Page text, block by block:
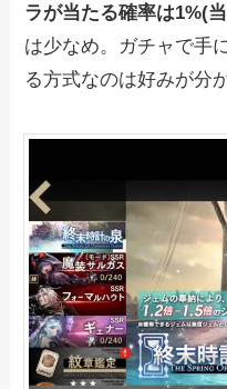
ラが当たる確率は1%(
は少なめ。ガチャで手
る方式なのは好みが分